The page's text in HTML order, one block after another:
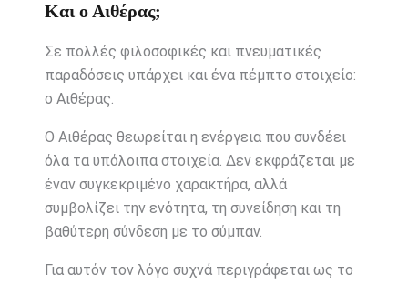
Και ο Αιθέρας;
Σε πολλές φιλοσοφικές και πνευματικές
παραδόσεις υπάρχει και ένα πέμπτο στοιχείο:
ο Αιθέρας.
Ο Αιθέρας θεωρείται η ενέργεια που συνδέει
όλα τα υπόλοιπα στοιχεία. Δεν εκφράζεται με
έναν συγκεκριμένο χαρακτήρα, αλλά
συμβολίζει την ενότητα, τη συνείδηση και τη
βαθύτερη σύνδεση με το σύμπαν.
Για αυτόν τον λόγο συχνά περιγράφεται ως το